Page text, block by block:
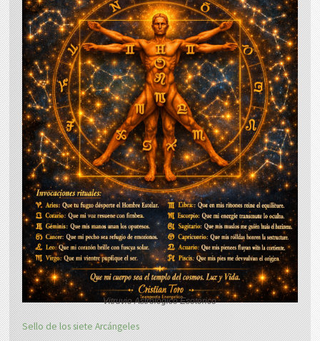
Vitruvio Astrológico Esotérico
Sello de los siete Arcángeles